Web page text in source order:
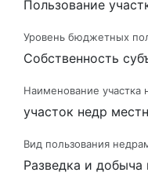
Пользование
Уровень бюджетных
Собственность
Наименование участка
участок недр
Вид пользования
Разведка и